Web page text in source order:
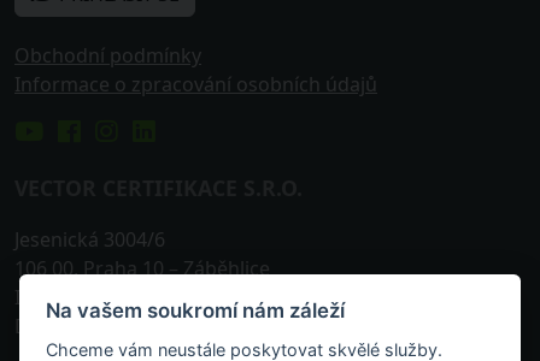
Obchodní podmínky
Informace o zpracování osobních údajů
Jesenická 3004/6
106 00,Praha 10– Záběhlice
IČO: 242 25 576
DIČ: CZ24225576
Na vašem soukromí nám záleží
Chceme vám neustále poskytovat skvělé služby.